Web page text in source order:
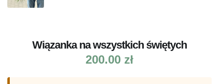
Wiązanka na wszystkich świętych
200.00 zł